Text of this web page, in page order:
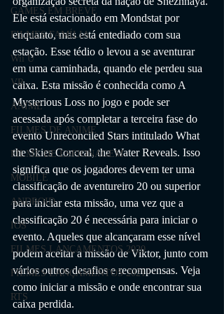
GAMES EM BREVE
FILMES FAMÍLIA
Wii U
VR
ANIME
FILMES DE ANIME
FILME DE ESPIONAGEM
MOBILE
ANDROID
IOS
FILMES LANÇAMENTOS 2020
FILMES LANÇAMENTOS 2021
RTS
Ele está estacionado em Mondstat por
enquanto, mas está entediado com sua
estação. Esse tédio o levou a se aventurar
em uma caminhada, quando ele perdeu sua
caixa. Esta missão é conhecida como A
Mysterious Loss no jogo e pode ser
acessada após completar a terceira fase do
evento Unreconciled Stars intitulado What
the Skies Conceal, the Water Reveals. Isso
significa que os jogadores devem ter uma
classificação de aventureiro 20 ou superior
para iniciar esta missão, uma vez que a
classificação 20 é necessária para iniciar o
evento. Aqueles que alcançaram esse nível
podem aceitar a missão de Viktor, junto com
vários outros desafios e recompensas. Veja
como iniciar a missão e onde encontrar sua
caixa perdida.